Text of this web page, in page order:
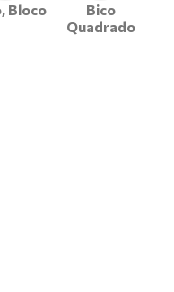
Bloco
Bico
Quadrado